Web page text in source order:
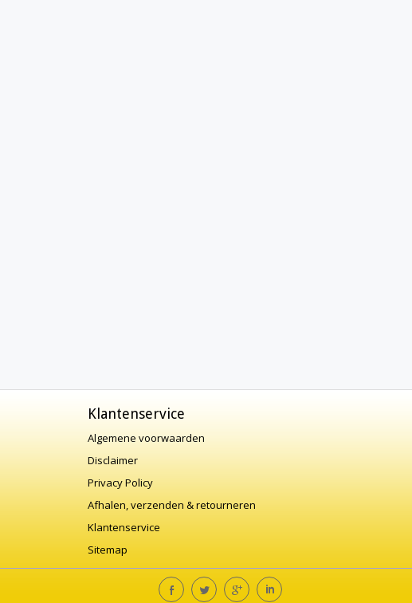
Klantenservice
Algemene voorwaarden
Disclaimer
Privacy Policy
Afhalen, verzenden & retourneren
Klantenservice
Sitemap